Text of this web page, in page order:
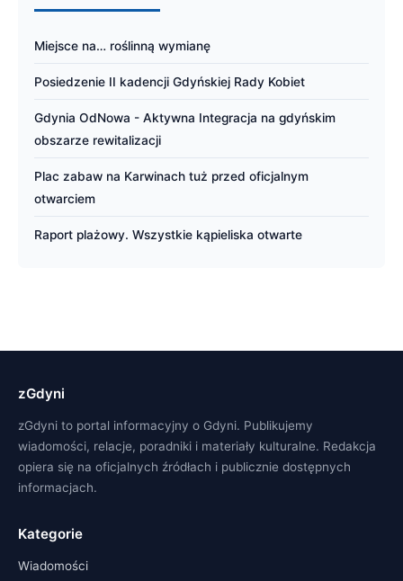
Miejsce na… roślinną wymianę
Posiedzenie II kadencji Gdyńskiej Rady Kobiet
Gdynia OdNowa - Aktywna Integracja na gdyńskim
obszarze rewitalizacji
Plac zabaw na Karwinach tuż przed oficjalnym
otwarciem
Raport plażowy. Wszystkie kąpieliska otwarte
zGdyni
zGdyni to portal informacyjny o Gdyni. Publikujemy
wiadomości, relacje, poradniki i materiały kulturalne. Redakcja
opiera się na oficjalnych źródłach i publicznie dostępnych
informacjach.
Kategorie
Wiadomości